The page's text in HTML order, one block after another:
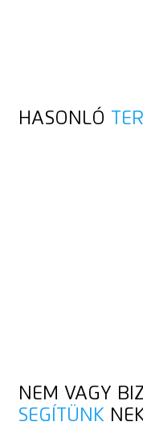
HASONLÓ
NEM VAGY
SEGÍTÜNK